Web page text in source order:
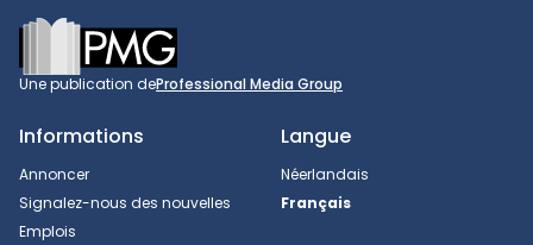
Footer
Une publication deProfessional Media Group
Informations
Annoncer
Signalez-nous des nouvelles
Emplois
Langue
Néerlandais
Français